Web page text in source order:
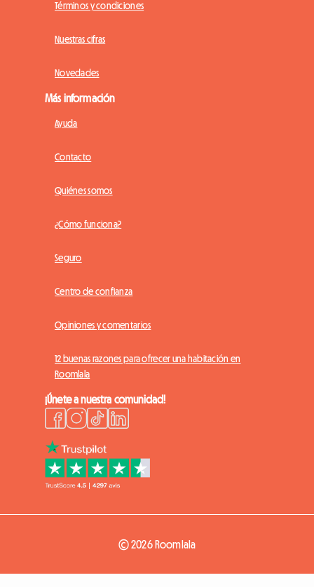
Términos y condiciones
Nuestras cifras
Novedades
Más información
Ayuda
Contacto
Quiénes somos
¿Cómo funciona?
Seguro
Centro de confianza
Opiniones y comentarios
12 buenas razones para ofrecer una habitación en
Roomlala
¡Únete a nuestra comunidad!
© 2026 Roomlala